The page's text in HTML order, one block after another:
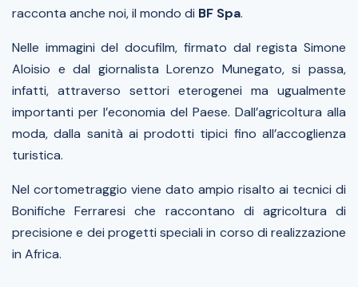
racconta anche noi, il mondo di BF Spa.
Nelle immagini del docufilm, firmato dal regista Simone
Aloisio e dal giornalista Lorenzo Munegato, si passa,
infatti, attraverso settori eterogenei ma ugualmente
importanti per l’economia del Paese. Dall’agricoltura alla
moda, dalla sanità ai prodotti tipici fino all’accoglienza
turistica.
Nel cortometraggio viene dato ampio risalto ai tecnici di
Bonifiche Ferraresi che raccontano di agricoltura di
precisione e dei progetti speciali in corso di realizzazione
in Africa.